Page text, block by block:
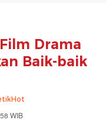
Drama
Baik-baik
WIB